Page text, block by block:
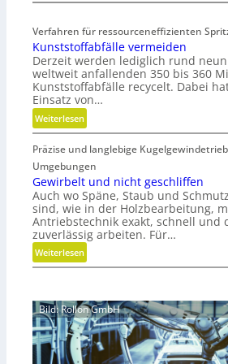
m
s
c
h
e
r
B
e
d
e
n
k
n
a
u
f
t
s
e
c
K
s
t
e
n
l
o
s
r
M
V
O
-
C
e
Verfahren für ressourceneffizienten
Kunststoffabfälle vermeiden
Derzeit werden lediglich rund
weltweit anfallenden 350 bis 360
Kunststoffabfälle recycelt. Dabei
Einsatz von…
Weiterlesen:
K
u
n
s
t
s
t
o
f
f
b
f
ä
l
Präzise und langlebige
Umgebungen
Gewirbelt und nicht geschliffen
Auch wo Späne, Staub und
sind, wie in der Holzbearbeitung,
Antriebstechnik exakt, schnell und
zuverlässig arbeiten. Für…
Weiterlesen:
G
w
i
r
b
e
Bild: Rollon GmbH